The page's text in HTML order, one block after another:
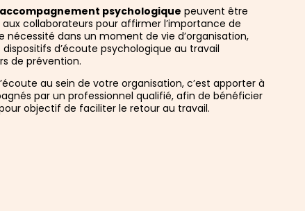
accompagnement psychologique peuvent être
aux collaborateurs pour affirmer l’importance de
nécessité dans un moment de vie d’organisation,
d’écoute psychologique au travail
de prévention.
au sein de votre organisation, c’est apporter à
par un professionnel qualifié, afin de bénéficier
objectif de faciliter le retour au travail.